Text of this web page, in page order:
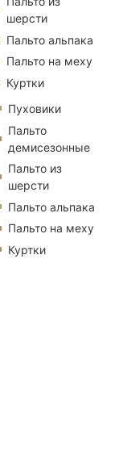
шерсти
Пальто альпака
Пальто на меху
Куртки
Пуховики
Пальто
демисезонные
Пальто из
шерсти
Пальто альпака
Пальто на меху
Куртки